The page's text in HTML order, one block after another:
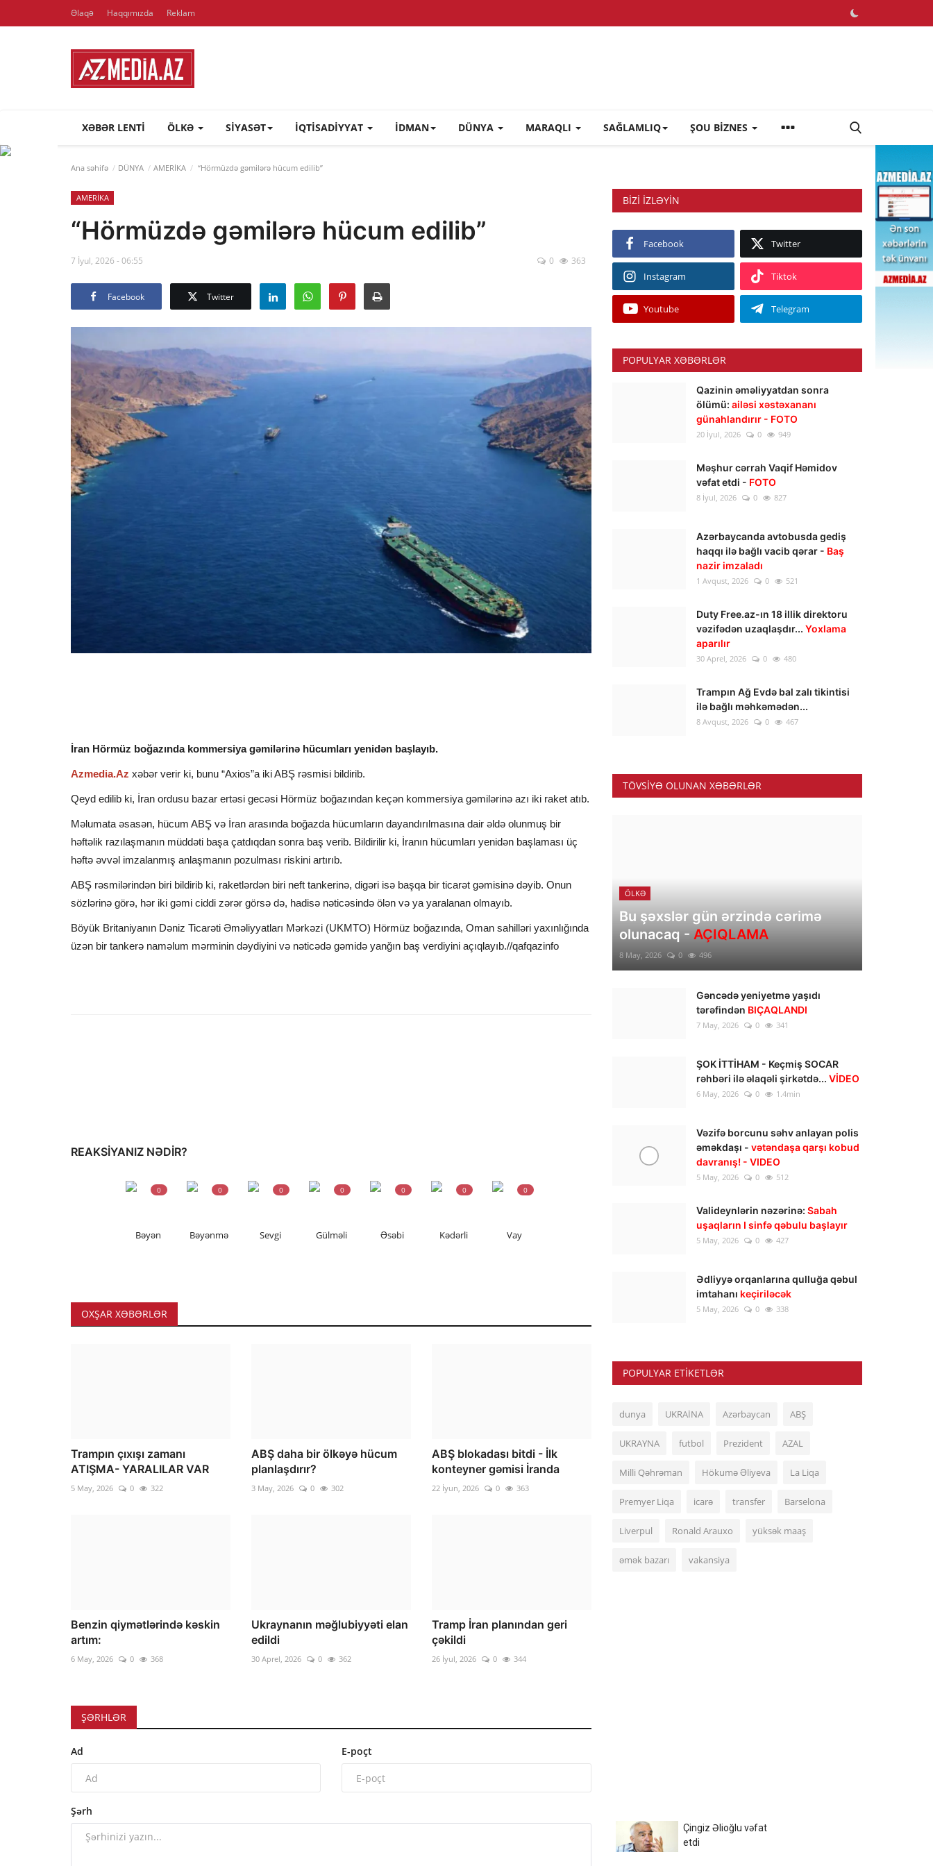
Əlaqə Haqqımızda Reklam
XƏBƏR LENTI ÖLKƏ SİYASƏT İQTİSADİYYAT İDMAN DÜNYA MARAQLI SAĞLAMLIQ ŞOU BİZNES
Ana səhifə DÜNYA AMERİKA “Hörmüzdə gəmilərə hücum edilib”
AMERİKA
“Hörmüzdə gəmilərə hücum edilib”
7 İyul, 2026 - 06:55 0 363
Facebook Twitter
İran Hörmüz boğazında kommersiya gəmilərinə hücumları yenidən başlayıb.
Azmedia.Az xəbər verir ki, bunu “Axios”a iki ABŞ rəsmisi bildirib.
Qeyd edilib ki, İran ordusu bazar ertəsi gecəsi Hörmüz boğazından keçən kommersiya gəmilərinə azı iki raket atıb.
Məlumata əsasən, hücum ABŞ və İran arasında boğazda hücumların dayandırılmasına dair əldə olunmuş bir
həftəlik razılaşmanın müddəti başa çatdıqdan sonra baş verib. Bildirilir ki, İranın hücumları yenidən başlaması üç
həftə əvvəl imzalanmış anlaşmanın pozulması riskini artırıb.
ABŞ rəsmilərindən biri bildirib ki, raketlərdən biri neft tankerinə, digəri isə başqa bir ticarət gəmisinə dəyib. Onun
sözlərinə görə, hər iki gəmi ciddi zərər görsə də, hadisə nəticəsində ölən və ya yaralanan olmayıb.
Böyük Britaniyanın Dəniz Ticarəti Əməliyyatları Mərkəzi (UKMTO) Hörmüz boğazında, Oman sahilləri yaxınlığında
üzən bir tankerə naməlum mərminin dəydiyini və nəticədə gəmidə yanğın baş verdiyini açıqlayıb.//qafqazinfo
REAKSIYANIZ NƏDIR?
Bəyən
0
Bəyənmə
0
Sevgi
0
Gülməli
0
Əsəbi
0
Kədərli
0
Vay
0
OXŞAR XƏBƏRLƏR
Trampın çıxışı zamanı
ATIŞMA- YARALILAR VAR
5 May, 2026 0 322
ABŞ daha bir ölkəyə hücum
planlaşdırır?
3 May, 2026 0 302
ABŞ blokadası bitdi - İlk
konteyner gəmisi İranda
22 İyun, 2026 0 363
Benzin qiymətlərində kəskin
artım:
6 May, 2026 0 368
Ukraynanın məğlubiyyəti elan
edildi
30 Aprel, 2026 0 362
Tramp İran planından geri
çəkildi
26 İyul, 2026 0 344
ŞƏRHLƏR
Ad E-poçt
Şərh
BIZI IZLƏYIN
Facebook Twitter
Instagram Tiktok
Youtube Telegram
POPULYAR XƏBƏRLƏR
Qazinin əməliyyatdan sonra
ölümü: ailəsi xəstəxananı
günahlandırır - FOTO
20 İyul, 2026 0 949
Məşhur cərrah Vaqif Həmidov
vəfat etdi - FOTO
8 İyul, 2026 0 827
Azərbaycanda avtobusda gediş
haqqı ilə bağlı vacib qərar - Baş
nazir imzaladı
1 Avqust, 2026 0 521
Duty Free.az-ın 18 illik direktoru
vəzifədən uzaqlaşdır... Yoxlama
aparılır
30 Aprel, 2026 0 480
Trampın Ağ Evdə bal zalı tikintisi
ilə bağlı məhkəmədən...
8 Avqust, 2026 0 467
TÖVSIYƏ OLUNAN XƏBƏRLƏR
ÖLKƏ
Bu şəxslər gün ərzində cərimə
olunacaq - AÇIQLAMA
8 May, 2026 0 496
Gəncədə yeniyetmə yaşıdı
tərəfindən BIÇAQLANDI
7 May, 2026 0 341
ŞOK İTTİHAM - Keçmiş SOCAR
rəhbəri ilə əlaqəli şirkətdə... VİDEO
6 May, 2026 0 1.4min
Vəzifə borcunu səhv anlayan polis
əməkdaşı - vətəndaşa qarşı kobud
davranış! - VIDEO
5 May, 2026 0 512
Valideynlərin nəzərinə: Sabah
uşaqların I sinfə qəbulu başlayır
5 May, 2026 0 427
Ədliyyə orqanlarına qulluğa qəbul
imtahanı keçiriləcək
5 May, 2026 0 338
POPULYAR ETIKETLƏR
dunya UKRAİNA Azərbaycan ABŞ
UKRAYNA futbol Prezident AZAL
Milli Qəhrəman Hökumə Əliyeva La Liqa
Premyer Liqa icarə transfer Barselona
Liverpul Ronald Arauxo yüksək maaş
əmək bazarı vakansiya
Çingiz Əlioğlu vəfat
etdi